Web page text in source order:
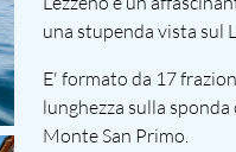
una stupenda vista sul
E' formato da 17
lunghezza sulla
Monte San Primo.